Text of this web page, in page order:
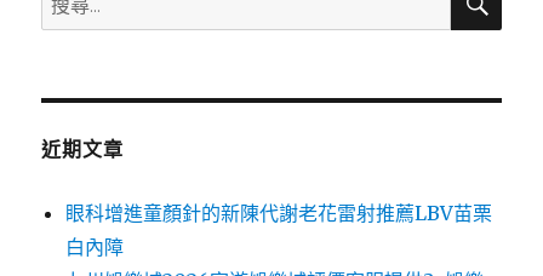
尋
鍵
近期文章
眼科增進童顏針的新陳代謝老花雷射推薦LBV苗栗
白內障